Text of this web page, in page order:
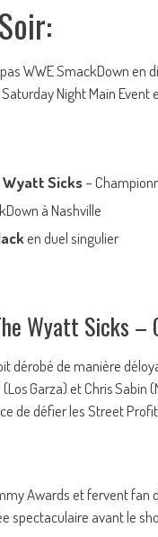
WWE SmackDown
Night Main Event
Wyatt Sicks–
à Nashville
en duel singulier
Wyatt Sicks –
dérobé de manière
Garza) et Chris
de défier les Street
Awards et fervent fan
spectaculaire avant le